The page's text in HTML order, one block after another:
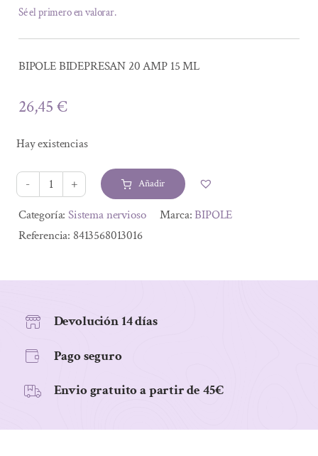
Sé el primero en valorar.
BIPOLE BIDEPRESAN 20 AMP 15 ML
26,45€
Hay existencias
BIPOLE
BIDEPRESAN
20
cantidad
Añadir
Alternative:
Categoría:Sistema nervioso Marca:BIPOLE
Referencia: 8413568013016
Devolución 14 días
Pago seguro
Envio gratuito a partir de 45€